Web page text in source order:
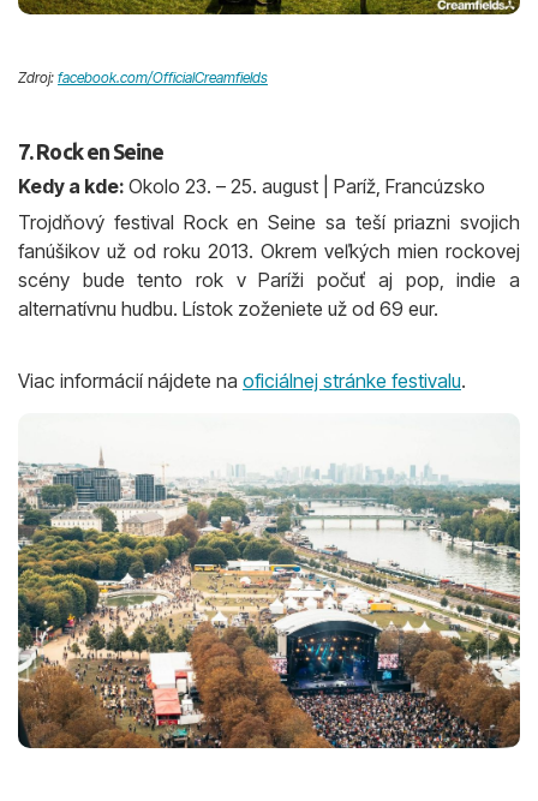
Zdroj: facebook.com/OfficialCreamfields
7. Rock en Seine
Kedy a kde: Okolo 23. – 25. august | Paríž, Francúzsko
Trojdňový festival Rock en Seine sa teší priazni svojich
fanúšikov už od roku 2013. Okrem veľkých mien rockovej
scény bude tento rok v Paríži počuť aj pop, indie a
alternatívnu hudbu. Lístok zoženiete už od 69 eur.
Viac informácií nájdete na oficiálnej stránke festivalu.